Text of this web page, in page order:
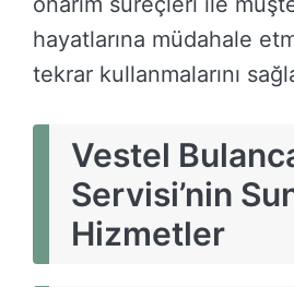
hayatlarına müdahale
tekrar kullanmalarını
Vestel
Servisi’nin
Hizmetler